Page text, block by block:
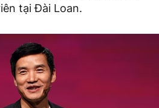
tại Đài Loan.